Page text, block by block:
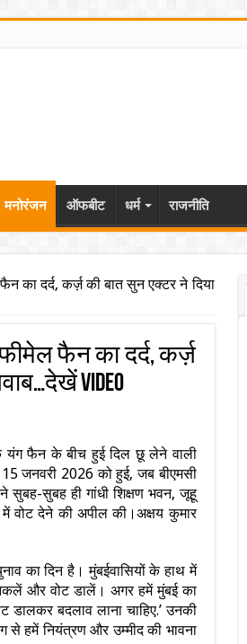
मनोरंजन ऑफबीट धर्म राजनीति
का दर्द, कर्ज़ की बात सुन एक्टर ने दिया
फैन का दर्द, कर्ज़
VIDEO
फैन के बीच हुई दिल छू लेने वाली
जनवरी 2026 को हुई, जब बीएमसी
सुबह-सुबह ही गांधी शिक्षण भवन, जूहू
वोट देने की अपील की।अक्षय कुमार
का दिन है। मुंबईवासियों के हाथ में
और वोट डालें। अगर हमें मुंबई का
डालकर बदलाव लाना चाहिए.’ उनकी
से हमें नियंत्रण और उम्मीद की भावना